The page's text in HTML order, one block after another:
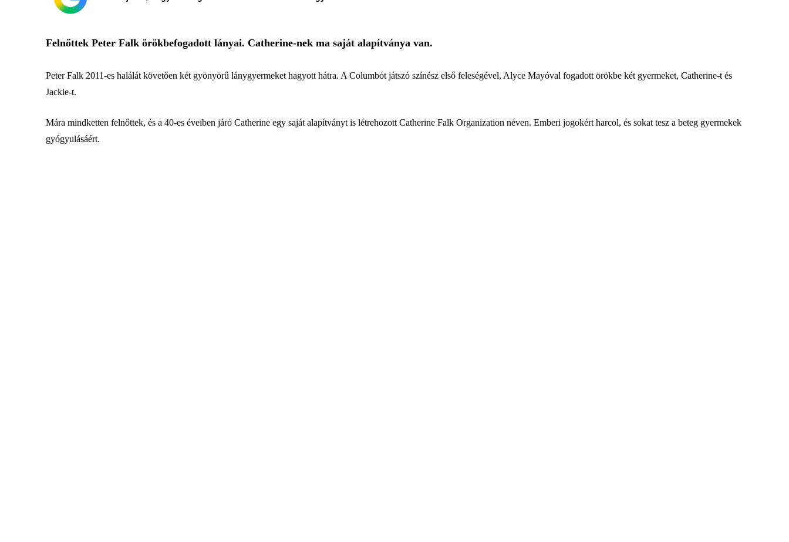
Felnőttek Peter Falk örökbefogadott lányai. Catherine-nek ma saját alapítványa van.
Peter Falk 2011-es halálát követően két gyönyörű lánygyermeket hagyott hátra. A Columbót játszó színész első feleségével, Alyce Mayóval fogadott örökbe két gyermeket, Catherine-t és
Jackie-t.
Mára mindketten felnőttek, és a 40-es éveiben járó Catherine egy saját alapítványt is létrehozott Catherine Falk Organization néven. Emberi jogokért harcol, és sokat tesz a beteg gyermekek
gyógyulásáért.